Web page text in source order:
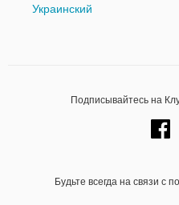
Украинский
Подписывайтесь на
Будьте всегда на связи с